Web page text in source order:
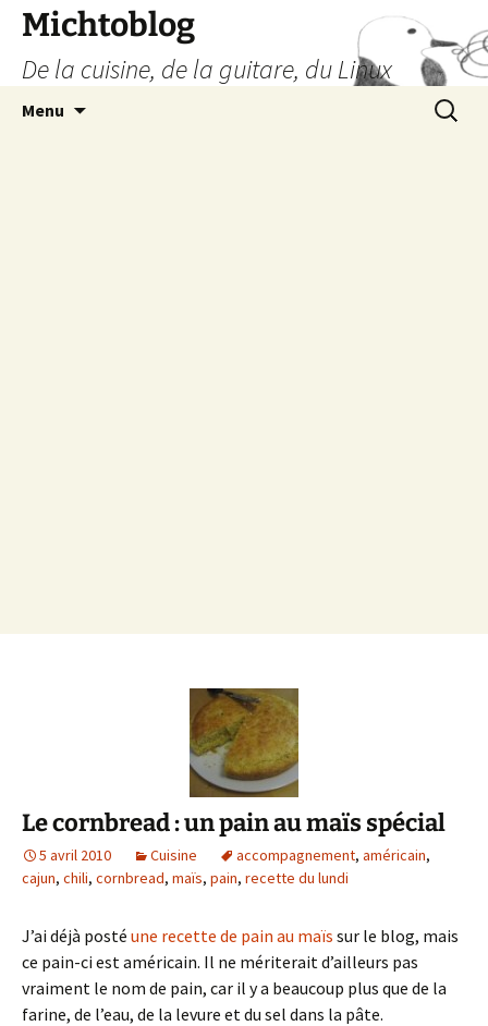
Aller
contenu
Michtoblog
De la cuisine, de la guitare, du Linux
Menu
Le cornbread : un pain au maïs spécial
5 avril 2010 Cuisine accompagnement, américain,
cajun, chili, cornbread, maïs, pain, recette du lundi
J’ai déjà posté une recette de pain au maïs sur le blog, mais
ce pain-ci est américain. Il ne mériterait d’ailleurs pas
vraiment le nom de pain, car il y a beaucoup plus que de la
farine, de l’eau, de la levure et du sel dans la pâte.